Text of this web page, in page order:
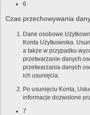
6
Czas przechowywania
Dane osobowe
Konta Użytkownika.
a także w przypadku
przetwarzanie danych
przetwarzania danych
ich usunięcia.
Po usunięciu Konta,
informacje dozwolone
7